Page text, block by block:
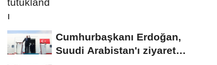
Cumhurbaşkanı Erdoğan,
Suudi Arabistan'ı ziyaret